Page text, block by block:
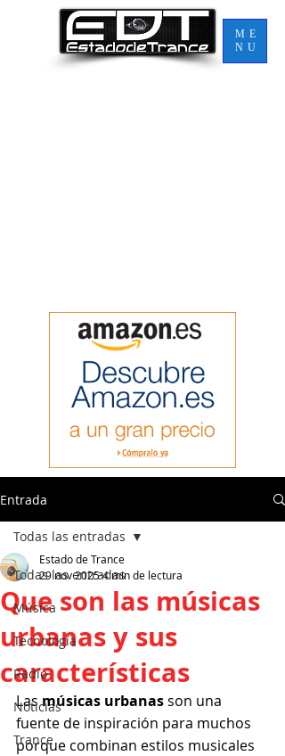
ME
NU
Entrada
Todas las entradas
Música
Tecnología
Radio
Noticias
Trance
Todas las entradas
Que son las músicas
urbanas y sus
características
Estado de Trance
29 nov 20254 min de lectura
Las músicas urbanas son una
fuente de inspiración para muchos
porque combinan estilos musicales